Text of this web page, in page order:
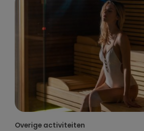
Overige activiteiten